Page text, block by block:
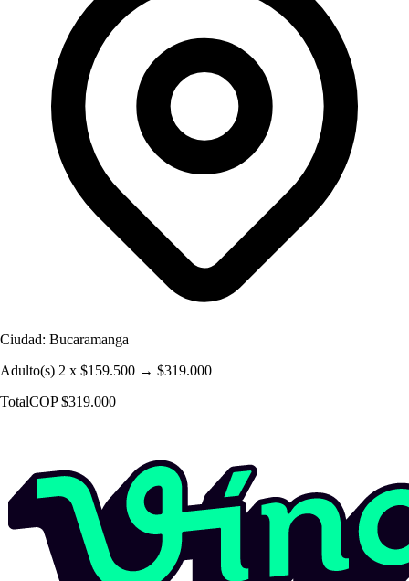
Ciudad: Bucaramanga
Adulto(s) 2 x $159.500 → $319.000
TotalCOP $319.000